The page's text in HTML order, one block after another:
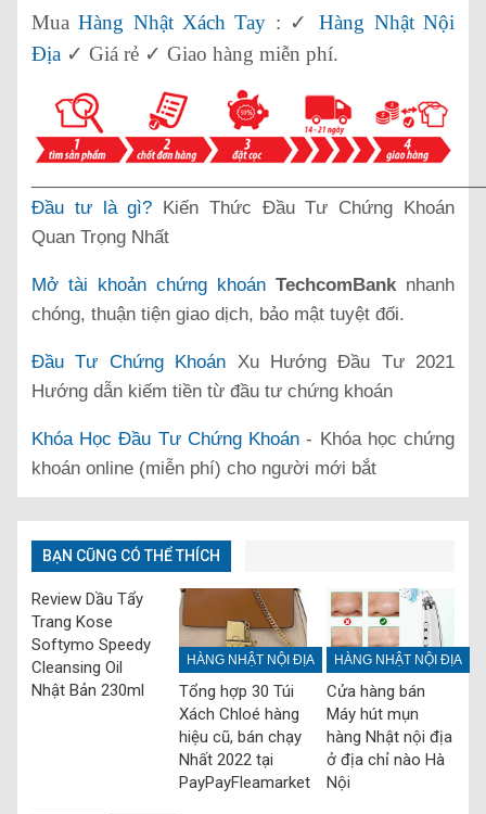
MuaHàng Nhật Xách Tay : ✓Hàng Nhật Nội
Địa ✓ Giá rẻ ✓ Giao hàng miễn phí.
Đầu tư là gì? Kiến Thức Đầu Tư Chứng Khoán
Quan Trọng Nhất
Mở tài khoản chứng khoán TechcomBank nhanh
chóng, thuận tiện giao dịch, bảo mật tuyệt đối.
Đầu Tư Chứng Khoán Xu Hướng Đầu Tư 2021
Hướng dẫn kiếm tiền từ đầu tư chứng khoán
Khóa Học Đầu Tư Chứng Khoán - Khóa học chứng
khoán online (miễn phí) cho người mới bắt
BẠN CŨNG CÓ THỂ THÍCH
Review Dầu Tẩy
Trang Kose
Softymo Speedy
Cleansing Oil
Nhật Bản 230ml
HÀNG NHẬT NỘI ĐỊA
Tổng hợp 30 Túi
Xách Chloé hàng
hiệu cũ, bán chạy
Nhất 2022 tại
PayPayFleamarket
HÀNG NHẬT NỘI ĐỊA
Cửa hàng bán
Máy hút mụn
hàng Nhật nội địa
ở địa chỉ nào Hà
Nội